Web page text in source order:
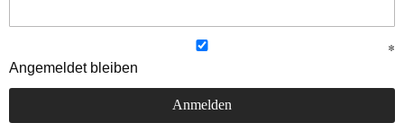
Angemeldet bleiben